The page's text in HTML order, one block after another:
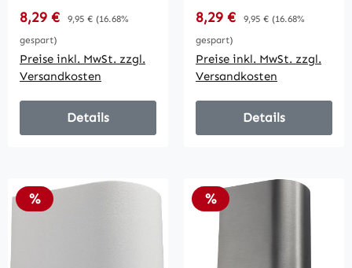
Edelstahl poliert
Verkaufspreis:
8,29 € Regulärer Preis:
9,95 € (16.68%
gespart)
Preise inkl. MwSt. zzgl.
Versandkosten
Details
Gehäuse schwarz
Verkaufspreis:
8,29 € Regulärer Preis:
9,95 € (16.68%
gespart)
Preise inkl. MwSt. zzgl.
Versandkosten
Details
Rabatt
% Rabatt
%